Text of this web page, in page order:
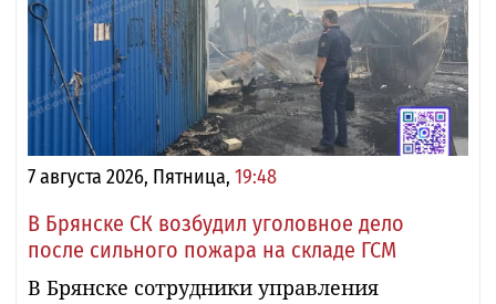
7 августа 2026, Пятница, 19:48
В Брянске СК возбудил уголовное дело
после сильного пожара на складе ГСМ
В Брянске сотрудники управления